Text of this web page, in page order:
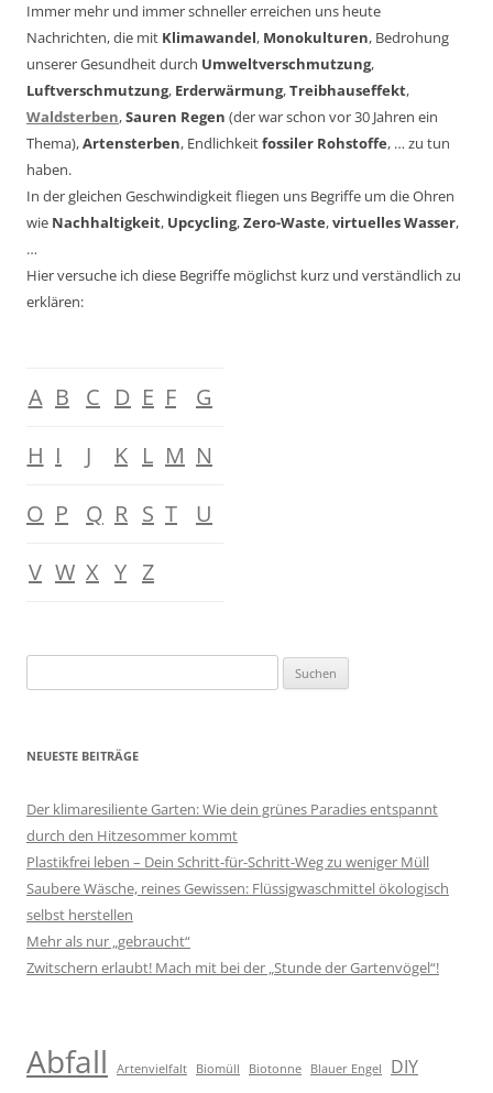
Immer mehr und immer schneller erreichen uns heute
Nachrichten, die mit Klimawandel, Monokulturen, Bedrohung
unserer Gesundheit durch Umweltverschmutzung,
Luftverschmutzung, Erderwärmung,Treibhauseffekt,
Waldsterben,Sauren Regen (der war schon vor 30 Jahren ein
Thema),Artensterben, Endlichkeitfossiler Rohstoffe, … zu tun
haben.
In der gleichen Geschwindigkeit fliegen uns Begriffe um die Ohren
wie Nachhaltigkeit, Upcycling,Zero-Waste,virtuelles Wasser,
…
Hier versuche ich diese Begriffe möglichst kurz und verständlich zu
erklären:
A B C D E F
G
H I J K L M N
O P Q R S T
U
V W X Y Z
nach:
NEUESTE BEITRÄGE
Der klimaresiliente Garten: Wie dein grünes Paradies entspannt
durch den Hitzesommer kommt
Plastikfrei leben – Dein Schritt-für-Schritt-Weg zu weniger Müll
Saubere Wäsche, reines Gewissen: Flüssigwaschmittel ökologisch
selbst herstellen
Mehr als nur „gebraucht“
Zwitschern erlaubt! Mach mit bei der „Stunde der Gartenvögel“!
Abfall Artenvielfalt Biomüll Biotonne Blauer Engel
DIY